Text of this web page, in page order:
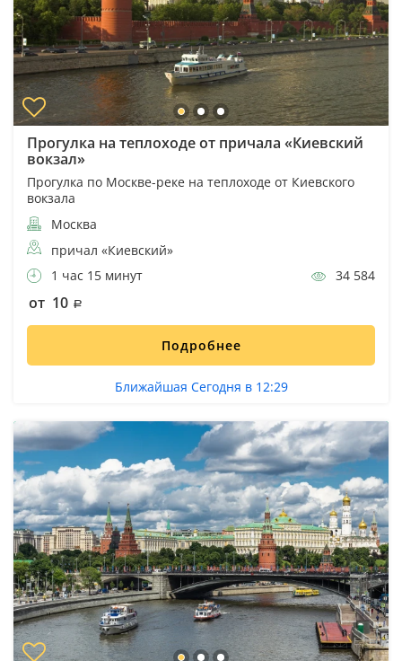
Прогулка на теплоходе от причала «Киевский
вокзал»
Прогулка по Москве-реке на теплоходе от Киевского
вокзала
Москва
причал «Киевский»
1 час 15 минут
34 584
от 10
Подробнее
Ближайшая Сегодня в 12:29